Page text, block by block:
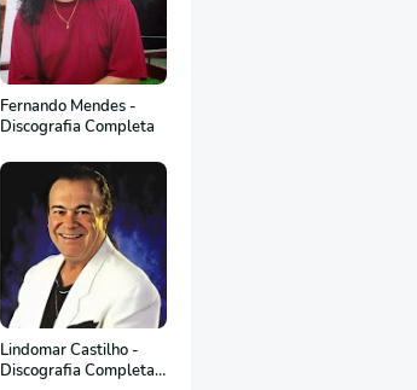
Fernando Mendes -
Discografia Completa
Lindomar Castilho -
Discografia Completa